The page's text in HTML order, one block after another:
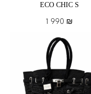
ECO CHIC S
1 990 ₪